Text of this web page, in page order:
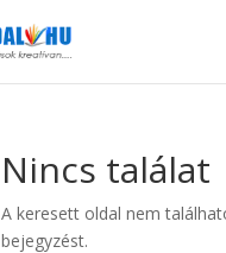
Nincs találat
A keresett oldal nem
bejegyzést.